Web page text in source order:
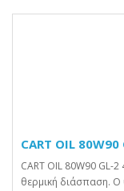
CART OIL
CART OIL 80W90 GL-2
θερμική διάσπαση. Ο